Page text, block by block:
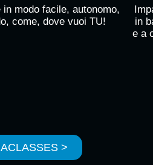
in modo facile, autonomo,
come, dove vuoi TU!
in
e a
>